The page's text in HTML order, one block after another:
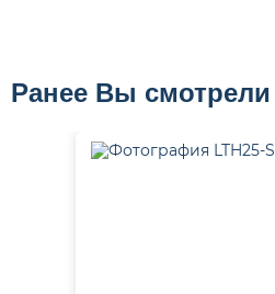
Ранее Вы смотрели